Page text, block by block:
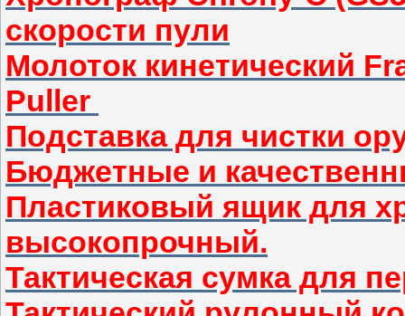
скорости пули
Молоток кинетический
Puller
Подставка для чистки
Бюджетные и
Пластиковый ящик для
высокопрочный.
Тактическая сумка для